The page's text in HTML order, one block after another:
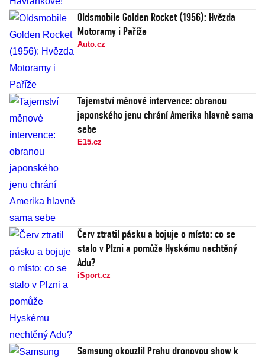
Oldsmobile Golden Rocket (1956): Hvězda
Motoramy i Paříže
Auto.cz
Tajemství měnové intervence: obranou
japonského jenu chrání Amerika hlavně sama
sebe
E15.cz
Červ ztratil pásku a bojuje o místo: co se
stalo v Plzni a pomůže Hyskému nechtěný
Adu?
iSport.cz
Samsung okouzlil Prahu dronovou show k